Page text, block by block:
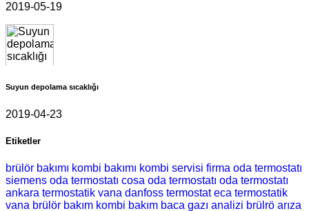
2019-05-19
Suyun depolama sıcaklığı
2019-04-23
Etiketler
brülör bakımı kombi bakımı kombi servisi firma oda termostatı
siemens oda termostatı cosa oda termostatı oda termostatı
ankara termostatik vana danfoss termostat eca termostatik
vana brülör bakım kombi bakım baca gazı analizi brülrö arıza